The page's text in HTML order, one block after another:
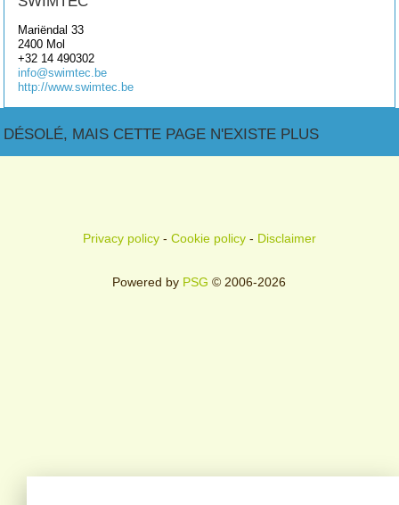
Mariëndal 33
2400 Mol
+32 14 490302
info@swimtec.be
http://www.swimtec.be
DÉSOLÉ, MAIS CETTE PAGE N'EXISTE PLUS
Privacy policy- Cookie policy- Disclaimer
Powered by PSG © 2006-2026